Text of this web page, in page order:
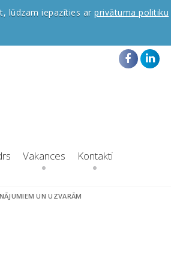
lūdzam iepazīties arprivātuma politiku
Vakances Kontakti
UN UZVARĀM